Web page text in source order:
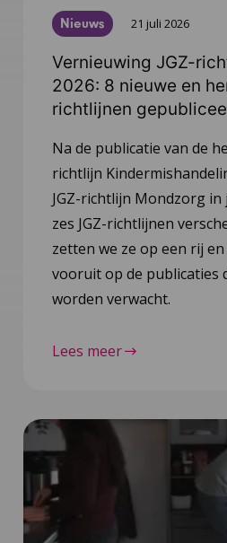
Nieuws 21 juli 2026
Vernieuwing JGZ-
2026: 8 nieuwe en
richtlijnen
Na de publicatie van de
richtlijn
JGZ-richtlijn Mondzorg
zes JGZ-richtlijnen
zetten we ze op een rij
vooruit op de publicaties
worden verwacht.
Lees meer